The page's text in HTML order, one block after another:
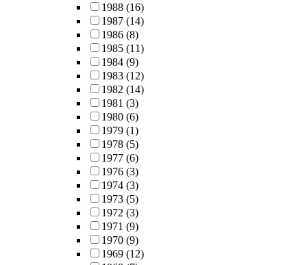
1988 (16)
1987 (14)
1986 (8)
1985 (11)
1984 (9)
1983 (12)
1982 (14)
1981 (3)
1980 (6)
1979 (1)
1978 (5)
1977 (6)
1976 (3)
1974 (3)
1973 (5)
1972 (3)
1971 (9)
1970 (9)
1969 (12)